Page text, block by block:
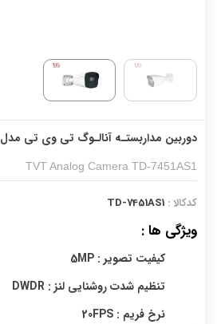
دوربین مداربستـه آنالـوگ تی وی تی مدل TD-7451AS1
TVT Analog Camera TD-7451AS1
کدکالا : TD-7451AS1
ویژگی ها :
کیفیت تصویر : 5MP
تنظیم شدت روشنایی لنز : DWDR
نرخ فریم : 20FPS